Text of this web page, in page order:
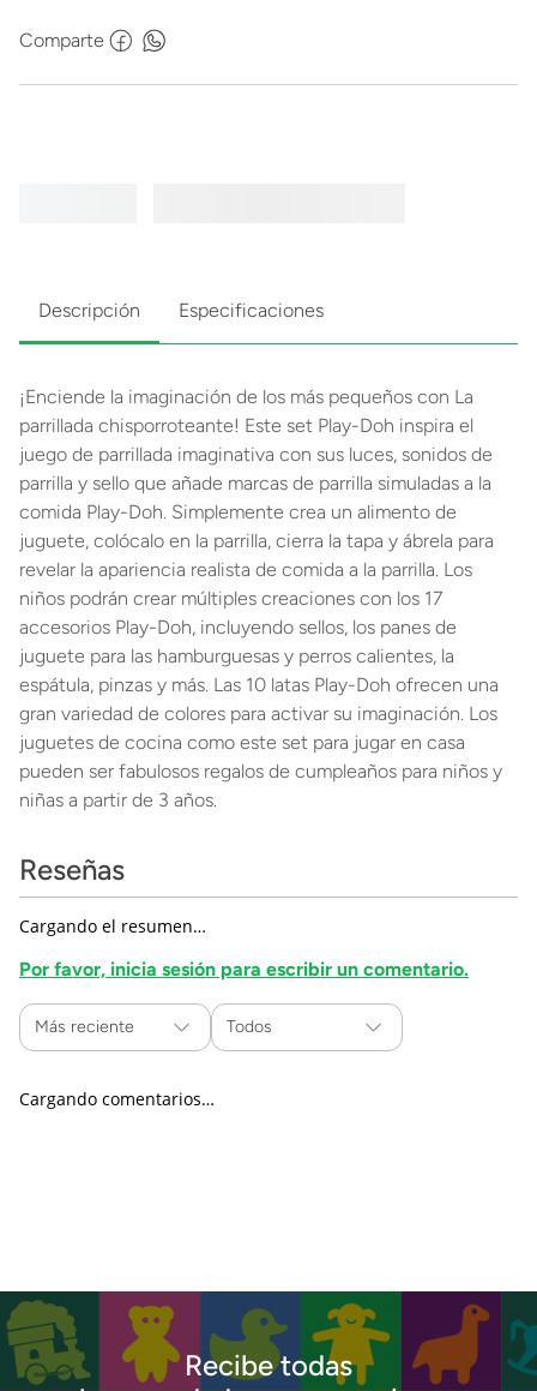
Comparte
Descripción Especificaciones
¡Enciende la imaginación de los más pequeños con La
parrillada chisporroteante! Este set Play-Doh inspira el
juego de parrillada imaginativa con sus luces, sonidos de
parrilla y sello que añade marcas de parrilla simuladas a la
comida Play-Doh. Simplemente crea un alimento de
juguete, colócalo en la parrilla, cierra la tapa y ábrela para
revelar la apariencia realista de comida a la parrilla. Los
niños podrán crear múltiples creaciones con los 17
accesorios Play-Doh, incluyendo sellos, los panes de
juguete para las hamburguesas y perros calientes, la
espátula, pinzas y más. Las 10 latas Play-Doh ofrecen una
gran variedad de colores para activar su imaginación. Los
juguetes de cocina como este set para jugar en casa
pueden ser fabulosos regalos de cumpleaños para niños y
niñas a partir de 3 años.
Reseñas
Cargando el resumen…
Por favor, inicia sesión para escribir un comentario.
Más reciente Todos
Cargando comentarios…
Recibe todas